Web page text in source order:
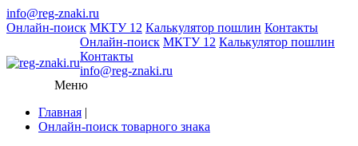
info@reg-znaki.ru
Онлайн-поиск МКТУ 12 Калькулятор пошлин Контакты
Онлайн-поиск МКТУ 12 Калькулятор пошлин
Контакты
info@reg-znaki.ru
Меню
Главная |
Онлайн-поиск товарного знака